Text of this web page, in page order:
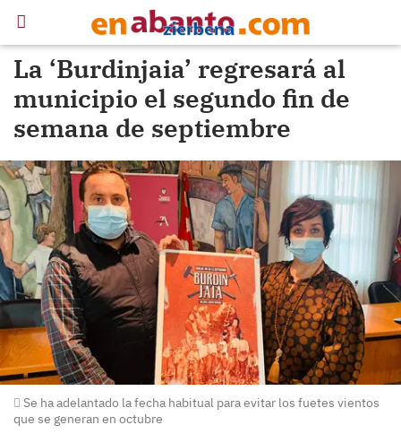
La ‘Burdinjaia’ regresará al
municipio el segundo fin de
semana de septiembre
Se ha adelantado la fecha habitual para evitar los fuetes vientos
que se generan en octubre